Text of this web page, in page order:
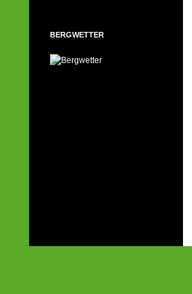
BERGWETTER